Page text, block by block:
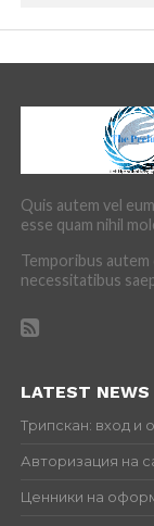
Quis autem vel
esse quam nihil
Temporibus
necessitatibus
LATEST NEWS
Трипскан: вход и
Авторизация на
Ценники на